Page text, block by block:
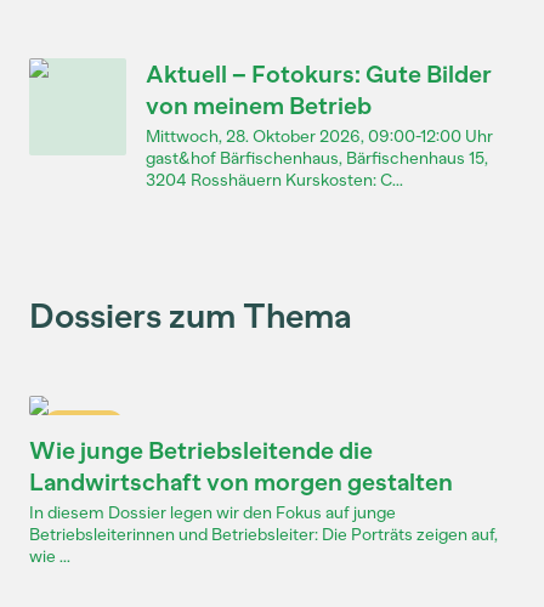
Aktuell – Fotokurs: Gute Bilder
von meinem Betrieb
Mittwoch, 28. Oktober 2026, 09:00-12:00 Uhr
gast&hof Bärfischenhaus, Bärfischenhaus 15,
3204 Rosshäuern Kurskosten: C...
Dossiers zum Thema
Wie junge Betriebsleitende die
Landwirtschaft von morgen gestalten
In diesem Dossier legen wir den Fokus auf junge
Betriebsleiterinnen und Betriebsleiter: Die Porträts zeigen auf,
wie ...